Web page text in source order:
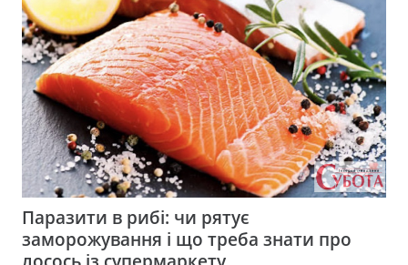
Паразити в рибі: чи рятує
заморожування і що треба знати про